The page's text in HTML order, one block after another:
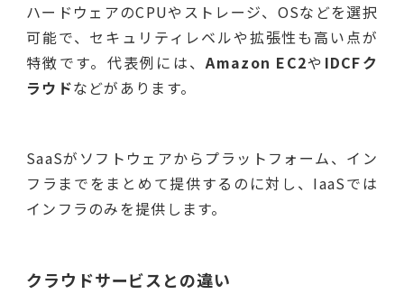
ハードウェアのCPUやストレージ、OSなどを選択
可能で、セキュリティレベルや拡張性も高い点が
特徴です。代表例には、Amazon EC2や IDCFク
ラウドなどがあります。
SaaSがソフトウェアからプラットフォーム、イン
フラまでをまとめて提供するのに対し、IaaSでは
インフラのみを提供します。
クラウドサービスとの違い